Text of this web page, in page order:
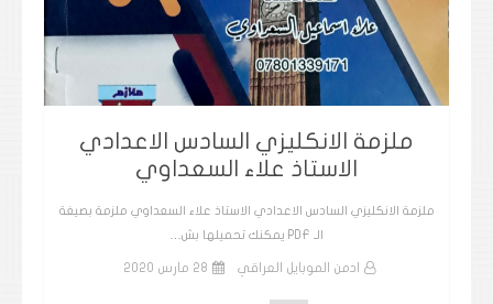
ملزمة الانكليزي السادس الاعدادي
الاستاذ علاء السعداوي
ملزمة الانكليزي السادس الاعدادي الاستاذ علاء السعداوي ملزمة بصيغة
ادمن الموبايل العراقي 28 مارس 2020